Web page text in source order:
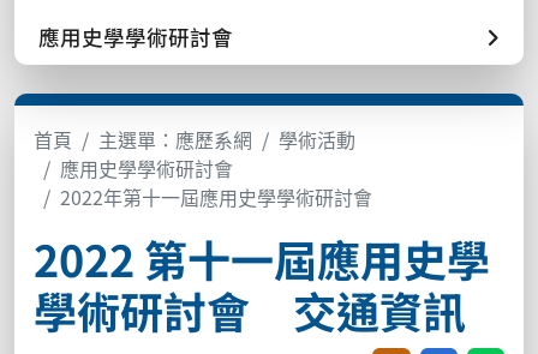
應用史學學術研討會
首頁 主選單：應歷系網
學術活動
應用史學學術研討會
2022年第十一屆應用史學學術研討會
2022 第十一屆應用史學
學術研討會 交通資訊